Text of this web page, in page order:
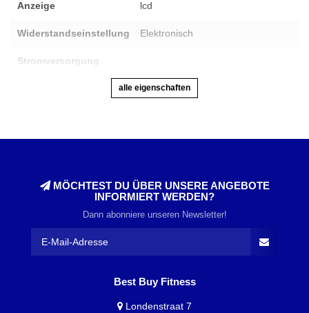
Anzeige lcd
Widerstandseinstellung Elektronisch
Stromversorgung
alle eigenschaften
MÖCHTEST DU ÜBER UNSERE ANGEBOTE
INFORMIERT WERDEN?
Dann abonniere unseren Newsletter!
Best Buy Fitness
Londenstraat 7